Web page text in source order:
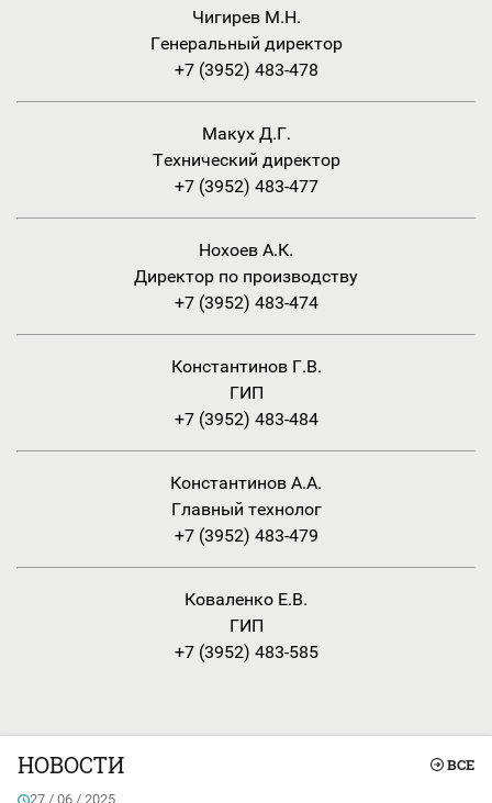
Чигирев М.Н.
Генеральный директор
+7 (3952) 483-478
Макух Д.Г.
Технический директор
+7 (3952) 483-477
Нохоев А.К.
Директор по производству
+7 (3952) 483-474
Константинов Г.В.
ГИП
+7 (3952) 483-484
Константинов А.А.
Главный технолог
+7 (3952) 483-479
Коваленко Е.В.
ГИП
+7 (3952) 483-585
НОВОСТИ ВСЕ
27 / 06 / 2025